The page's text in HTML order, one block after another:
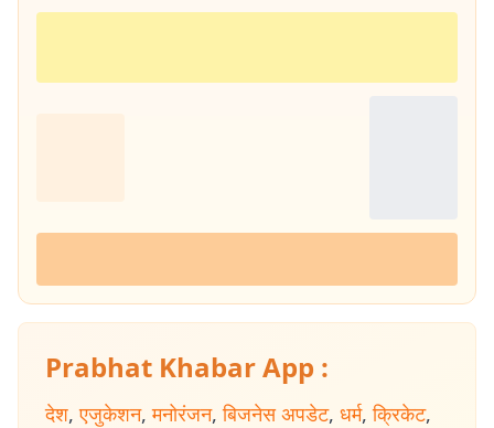
Prabhat Khabar App :
देश, एजुकेशन, मनोरंजन, बिजनेस अपडेट, धर्म, क्रिकेट,